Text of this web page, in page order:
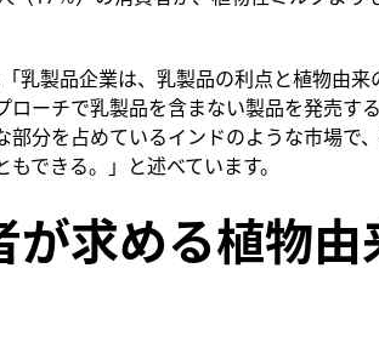
乳製品企業は、乳製品の利点と植物由
ローチで乳製品を含まない製品を発売す
部分を占めているインドのような市場で
できる。」と述べています。
が求める植物